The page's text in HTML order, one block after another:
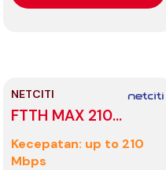
NETCITI
FTTH MAX 210
(Modem)
Kecepatan: up to 210
Mbps